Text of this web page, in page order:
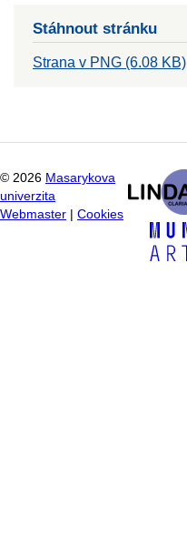
Stáhnout stránku
Strana v PNG (6.08 KB)
© 2026 Masarykova
univerzita
Webmaster
Cookies